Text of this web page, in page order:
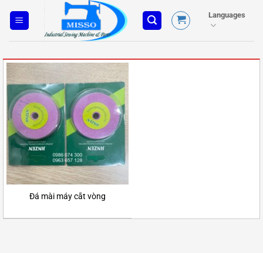
Languages
Đá mài máy cắt vòng